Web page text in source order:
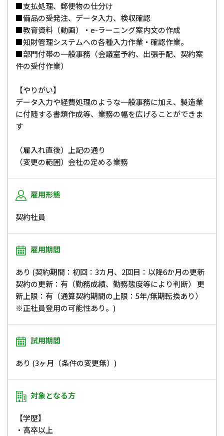
■支払処理、郵便物の仕分け
■備品の受発注、データ入力、検収確認
■教育資料（動画）・e-ラーニング案内文の作成
■知財管理システムへの各種入力作業・確認作業。
■部門付帯の一般事務（会議室予約、出張手配、契約案
件の受付作業）
【やりがい】
データ入力や経費処理のような一般事務に加え、製造業
に付随する書類作成等、業務の幅を広げることができま
す
（雇入れ直後）上記の通り
（変更の範囲）会社の定める業務
雇用形態
契約社員
雇用期間
あり (契約期間：初回：3カ月、2回目：以降6か月の更新
契約の更新：有（勤務成績、勤務態度等により判断） 更
新上限：有（通算契約期間の上限：5年/無期転換あり）
※正社員登用の可能性あり。)
試用期間
あり (3ヶ月（条件の変更無）)
対象となる方
【学歴】
・高卒以上